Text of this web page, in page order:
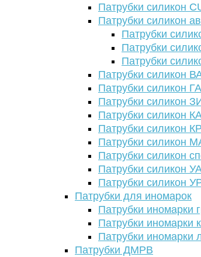
Патрубки силикон
Патрубки силикон
Патрубки
Патрубки
Патрубки
Патрубки силикон
Патрубки силикон
Патрубки силикон
Патрубки силикон
Патрубки силикон
Патрубки силикон
Патрубки силикон
Патрубки силикон
Патрубки силикон
Патрубки для иномарок
Патрубки иномарки
Патрубки иномарки
Патрубки иномарки
Патрубки ДМРВ